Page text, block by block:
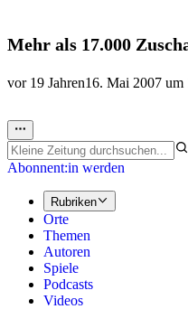
Mehr als 17.000
vor 19 Jahren16. Mai 2007 um
Abonnent:in werden
Rubriken
Orte
Themen
Autoren
Spiele
Podcasts
Videos